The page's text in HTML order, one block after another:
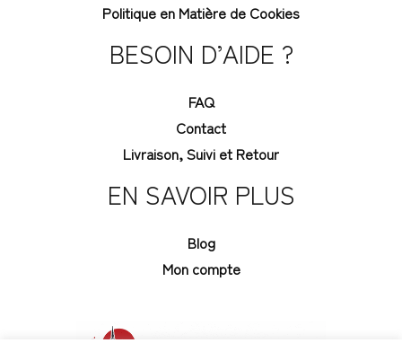
Politique en Matière de Cookies
BESOIN D’AIDE ?
FAQ
Contact
Livraison, Suivi et Retour
EN SAVOIR PLUS
Blog
Mon compte